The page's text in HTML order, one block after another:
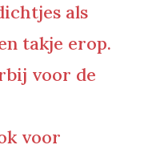
als
takje erop.
voor de
voor